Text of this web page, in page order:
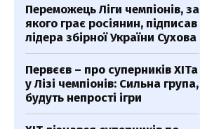
Переможець Ліги чемпіонів, за
якого грає росіянин, підписав
лідера збірної України Сухова
Первєєв – про суперників ХІТа
у Лізі чемпіонів: Сильна група,
будуть непрості ігри